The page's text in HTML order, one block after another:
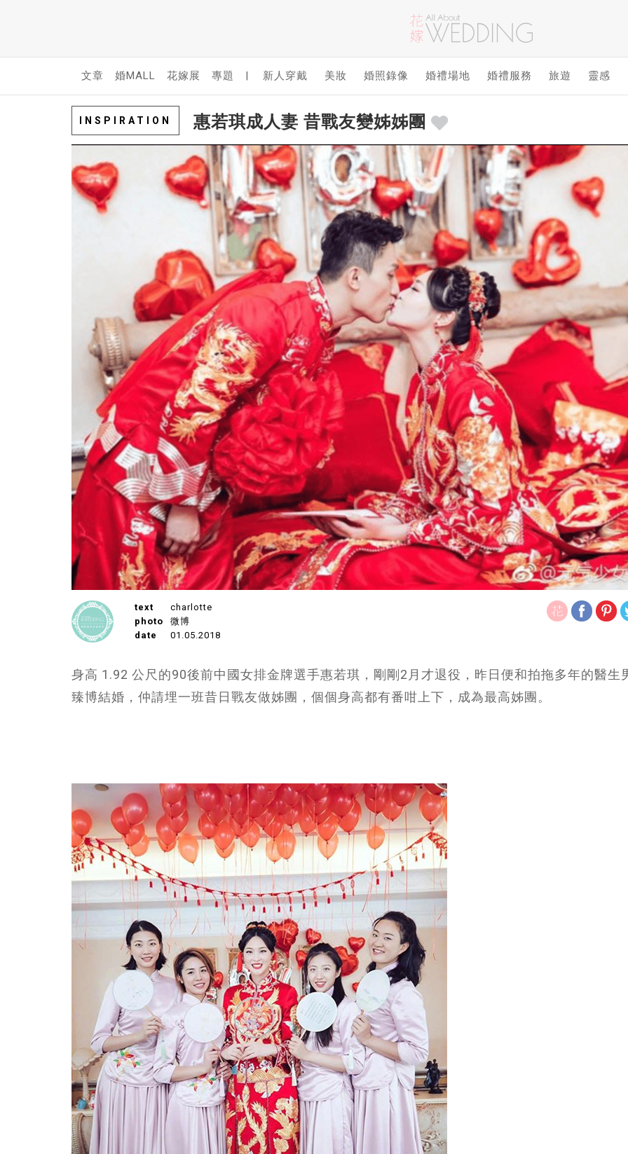
文章 婚MALL 花嫁展 專題 | 新人穿戴 美妝 婚照錄像 婚禮場地 婚禮服務 旅遊 靈感
INSPIRATION 惠若琪成人妻 昔戰友變姊姊團
text
charlotte
photo
微博
date
01.05.2018
身高 1.92 公尺的90後前中國女排金牌選手惠若琪，剛剛2月才退役，昨日便和拍拖多年的醫生
臻博結婚，仲請埋一班昔日戰友做姊團，個個身高都有番咁上下，成為最高姊團。